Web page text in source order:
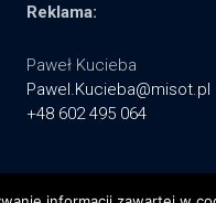
Reklama:
Paweł Kucieba
Pawel.Kucieba@misot.pl
+48 602 495 064